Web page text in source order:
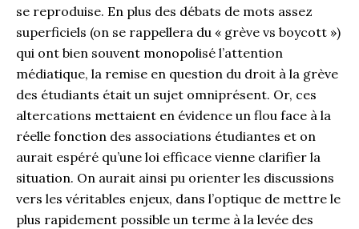
se reproduise. En plus des débats de mots assez
superficiels (on se rappellera du « grève vs boycott »)
qui ont bien souvent monopolisé l’attention
médiatique, la remise en question du droit à la grève
des étudiants était un sujet omniprésent. Or, ces
altercations mettaient en évidence un flou face à la
réelle fonction des associations étudiantes et on
aurait espéré qu’une loi efficace vienne clarifier la
situation. On aurait ainsi pu orienter les discussions
vers les véritables enjeux, dans l’optique de mettre le
plus rapidement possible un terme à la levée des